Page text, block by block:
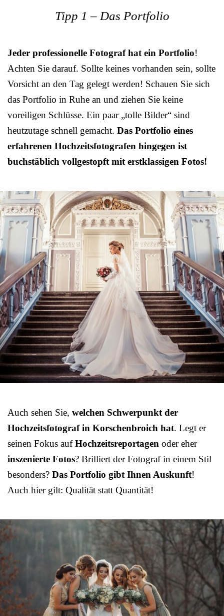
Tipp 1 – Das Portfolio
Jeder professionelle Fotograf hat ein Portfolio!
Achten Sie darauf. Sollte keines vorhanden sein, sollte
Vorsicht an den Tag gelegt werden! Schauen Sie sich
das Portfolio in Ruhe an und ziehen Sie keine
voreiligen Schlüsse. Ein paar „tolle Bilder“ sind
heutzutage schnell gemacht. Das Portfolio eines
erfahrenen Hochzeitsfotografen hingegen ist
buchstäblich vollgestopft mit erstklassigen Fotos!
Auch sehen Sie, welchen Schwerpunkt der
Hochzeitsfotograf in Korschenbroich hat. Legt er
seinen Fokus aufHochzeitsreportagen oder eher
inszenierte Fotos? Brilliert der Fotograf in einem Stil
besonders? Das Portfolio gibt Ihnen Auskunft!
Auch hier gilt: Qualität statt Quantität!